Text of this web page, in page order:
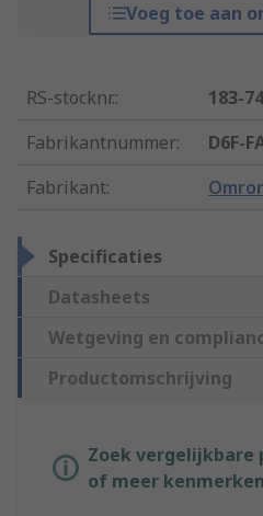
Voeg toe aan
RS-stocknr.:
183-
Fabrikantnummer:
D6F-
Fabrikant:
Specificaties
Datasheets
Wetgeving en
Productomschrijving
Zoek vergelijkbare
of meer